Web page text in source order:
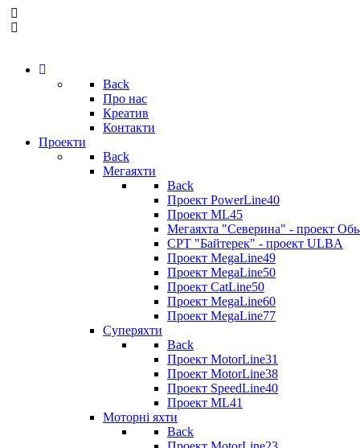
Back
Про нас
Креатив
Контакти
Проекти
Back
Мегаяхти
Back
Проект PowerLine40
Проект ML45
Мегаяхта "Северина" - проект
СРТ "Байтерек" - проект ULBA
Проект MegaLine49
Проект MegaLine50
Проект CatLine50
Проект MegaLine60
Проект MegaLine77
Суперяхти
Back
Проект MotorLine31
Проект MotorLine38
Проект SpeedLine40
Проект ML41
Моторні яхти
Back